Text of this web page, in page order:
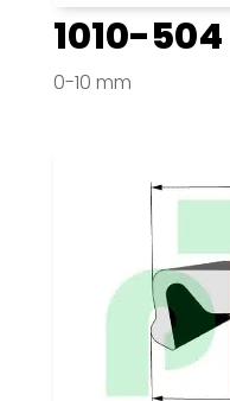
1010-504
0-10 mm